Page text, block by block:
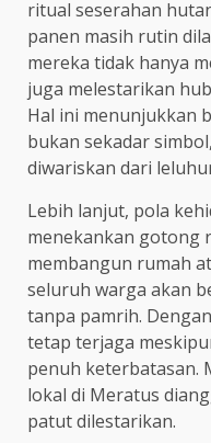
ritual seserahan
panen masih rutin
mereka tidak hanya
juga melestarikan
Hal ini menunjukkan
bukan sekadar
diwariskan dari
Lebih lanjut, pola
menekankan gotong
membangun rumah
seluruh warga akan
tanpa pamrih.
tetap terjaga
penuh keterbatasan.
lokal di Meratus
patut dilestarikan.